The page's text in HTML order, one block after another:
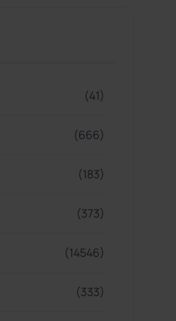
(41)
(666)
(183)
(373)
(14546)
(333)